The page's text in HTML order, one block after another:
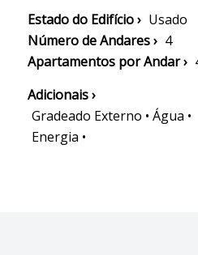
Estado do Edifício › Usado
Número de Andares › 4
Apartamentos por Andar ›
Adicionais ›
Gradeado Externo • Água •
Energia •